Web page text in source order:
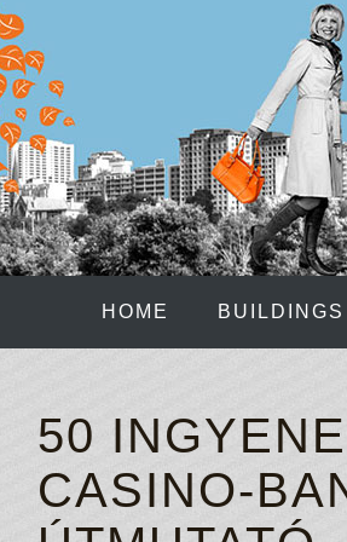
HOME BUILDINGS
50
CASINO-